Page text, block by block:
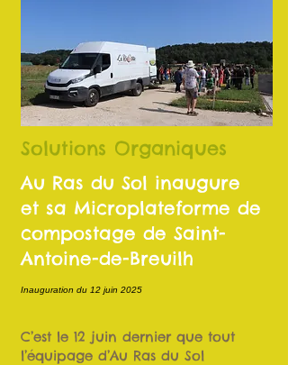
Solutions Organiques
Au Ras du Sol inaugure
et sa Microplateforme de
compostage de Saint-
Antoine-de-Breuilh
Inauguration du 12 juin 2025
C’est le 12 juin dernier que tout
l’équipage d’Au Ras du Sol